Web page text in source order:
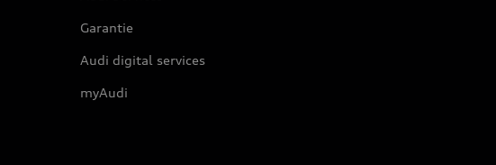
Garantie
Audi digital services
myAudi